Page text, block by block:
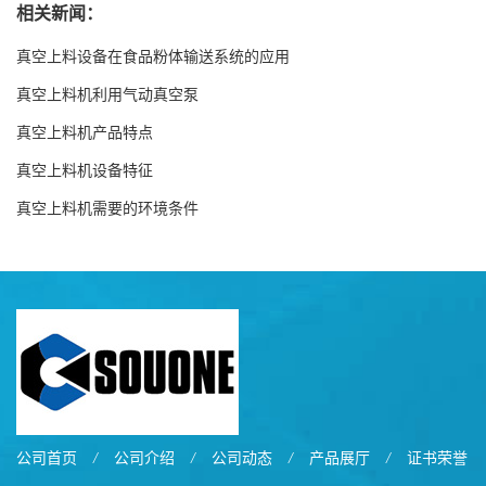
相关新闻：
真空上料设备在食品粉体输送系统的应用
真空上料机利用气动真空泵
真空上料机产品特点
真空上料机设备特征
真空上料机需要的环境条件
公司首页 / 公司介绍 / 公司动态 / 产品展厅 / 证书荣誉